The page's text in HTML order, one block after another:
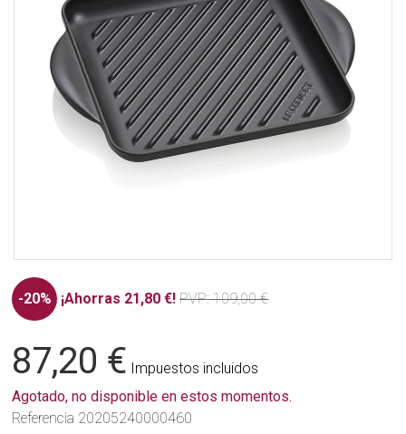
-20% ¡Ahorras 21,80 €! PVP: 109,00 €
87,20 € Impuestos incluidos
Agotado, no disponible en estos momentos.
Referencia 20205240000460